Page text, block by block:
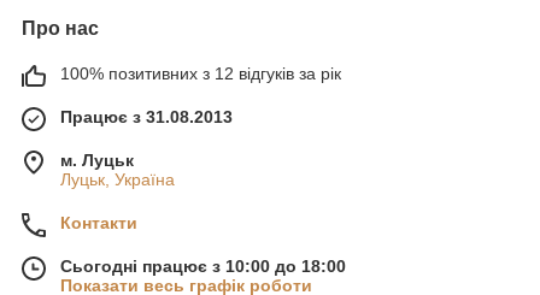
Про нас
100% позитивних з 12 відгуків за рік
Працює з 31.08.2013
м. Луцьк
Луцьк, Україна
Контакти
Сьогодні працює з 10:00 до 18:00
Показати весь графік роботи